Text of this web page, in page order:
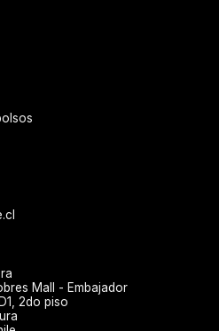
Mall - Embajador
2do piso